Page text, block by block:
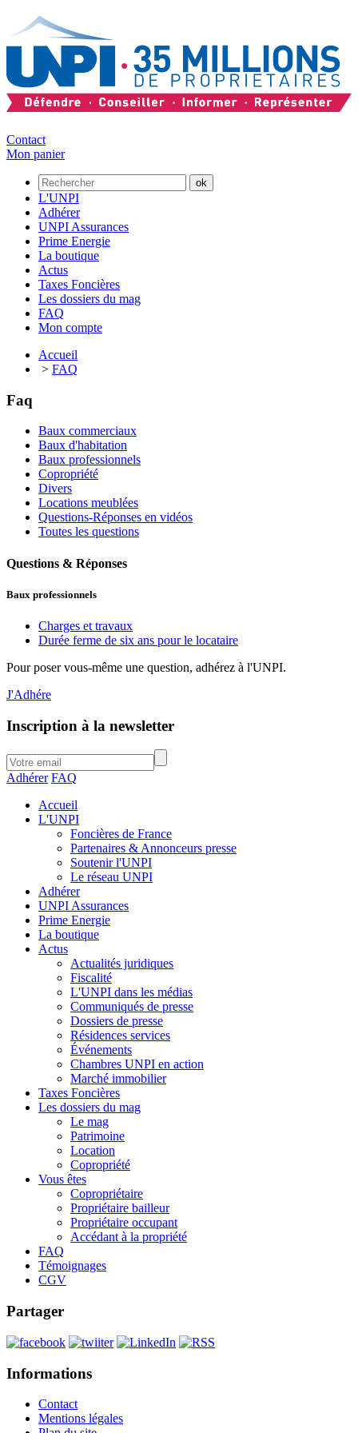
Contact
Mon panier
L'UNPI
Adhérer
UNPI Assurances
Prime Energie
La boutique
Actus
Taxes Foncières
Les dossiers du mag
FAQ
Mon compte
Accueil
> FAQ
Faq
Baux commerciaux
Baux d'habitation
Baux professionnels
Copropriété
Divers
Locations meublées
Questions-Réponses en vidéos
Toutes les questions
Questions & Réponses
Baux professionnels
Charges et travaux
Durée ferme de six ans pour le locataire
Pour poser vous-même une question, adhérez à l'UNPI.
J'Adhére
Inscription à la newsletter
Adhérer FAQ
Accueil
L'UNPI
Foncières de France
Partenaires & Annonceurs presse
Soutenir l'UNPI
Le réseau UNPI
Adhérer
UNPI Assurances
Prime Energie
La boutique
Actus
Actualités juridiques
Fiscalité
L'UNPI dans les médias
Communiqués de presse
Dossiers de presse
Résidences services
Événements
Chambres UNPI en action
Marché immobilier
Taxes Foncières
Les dossiers du mag
Le mag
Patrimoine
Location
Copropriété
Vous êtes
Copropriétaire
Propriétaire bailleur
Propriétaire occupant
Accédant à la propriété
FAQ
Témoignages
CGV
Partager
Informations
Contact
Mentions légales